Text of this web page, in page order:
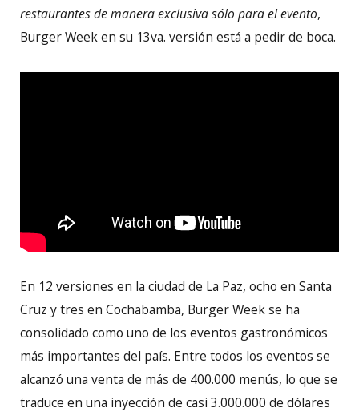
restaurantesde manera exclusiva sólo para el evento,
Burger Week en su 13va. versión está a pedir de boca.
En 12 versiones en la ciudad de La Paz, ocho en Santa
Cruz y tres en Cochabamba, Burger Week se ha
consolidado como uno de los eventos gastronómicos
más importantes del país. Entre todos los eventos se
alcanzó una venta de más de 400.000 menús, lo que se
traduce en una inyección de casi 3.000.000 de dólares